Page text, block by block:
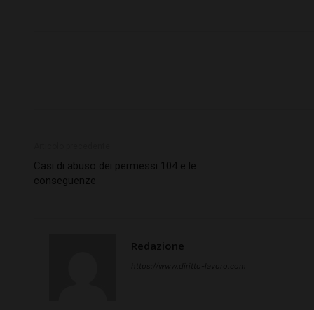
Casi di abuso dei permessi 104 e le
conseguenze
Redazione